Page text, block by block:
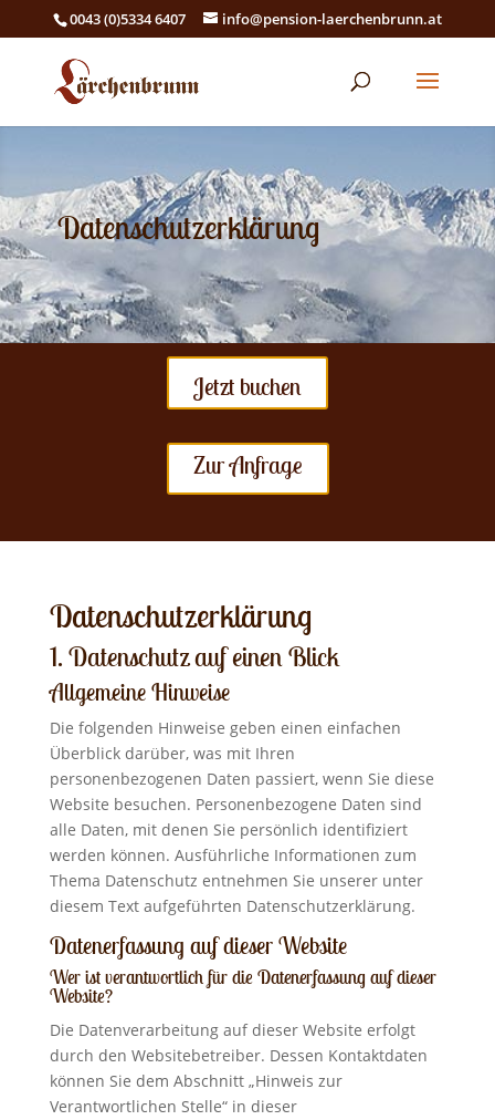
0043 (0)5334 6407 info@pension-laerchenbrunn.at
Datenschutzerklärung
Jetzt buchen
Zur Anfrage
Datenschutz­erklärung
1. Datenschutz auf einen Blick
Allgemeine Hinweise
Die folgenden Hinweise geben einen einfachen
Überblick darüber, was mit Ihren
personenbezogenen Daten passiert, wenn Sie diese
Website besuchen. Personenbezogene Daten sind
alle Daten, mit denen Sie persönlich identifiziert
werden können. Ausführliche Informationen zum
Thema Datenschutz entnehmen Sie unserer unter
diesem Text aufgeführten Datenschutzerklärung.
Datenerfassung auf dieser Website
Wer ist verantwortlich für die Datenerfassung auf dieser
Website?
Die Datenverarbeitung auf dieser Website erfolgt
durch den Websitebetreiber. Dessen Kontaktdaten
können Sie dem Abschnitt „Hinweis zur
Verantwortlichen Stelle“ in dieser